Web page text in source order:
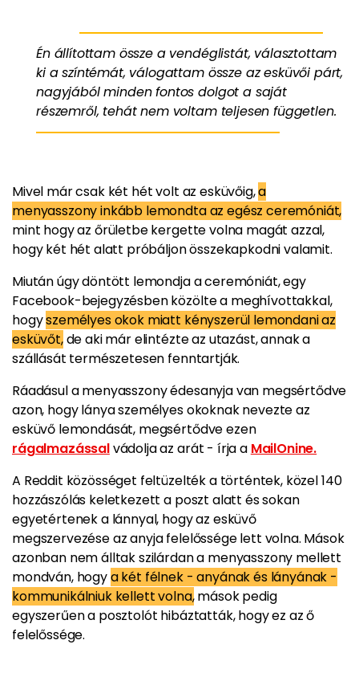
Én állítottam össze a vendéglistát, választottam
ki a színtémát, válogattam össze az esküvői párt,
nagyjából minden fontos dolgot a saját
részemről, tehát nem voltam teljesen független.
Mivel már csak két hét volt az esküvőig,a
menyasszony inkább lemondta az egész ceremóniát,
mint hogy az őrületbe kergette volna magát azzal,
hogy két hét alatt próbáljon összekapkodni valamit.
Miután úgy döntött lemondja a ceremóniát, egy
Facebook-bejegyzésben közölte a meghívottakkal,
hogyszemélyes okok miatt kényszerül lemondani az
esküvőt,de aki már elintézte az utazást, annak a
szállását természetesen fenntartják.
Ráadásul a menyasszony édesanyja van megsértődve
azon, hogy lánya személyes okoknak nevezte az
esküvő lemondását, megsértődve ezen
rágalmazássalvádolja az arát - írja a MailOnine.
A Reddit közösséget feltüzelték a történtek, közel 140
hozzászólás keletkezett a poszt alatt és sokan
egyetértenek a lánnyal, hogy az esküvő
megszervezése az anyja felelőssége lett volna. Mások
azonban nem álltak szilárdan a menyasszony mellett
mondván, hogya két félnek - anyának és lányának -
kommunikálniuk kellett volna,mások pedig
egyszerűen a posztolót hibáztatták, hogy ez az ő
felelőssége.